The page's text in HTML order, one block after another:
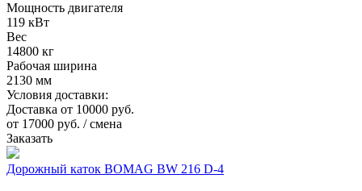
Мощность двигателя
119 кВт
Вес
14800 кг
Рабочая ширина
2130 мм
Условия доставки:
Доставка от 10000 руб.
от 17000 руб. / смена
Заказать
Дорожный каток BOMAG BW 216 D-4